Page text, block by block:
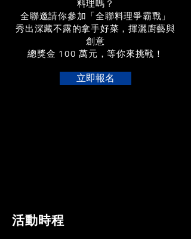
料理嗎？
全聯邀請你參加「全聯料理爭霸戰」
秀出深藏不露的拿手好菜，揮灑廚藝與
創意
總獎金 100 萬元，等你來挑戰！
立即報名
活動時程